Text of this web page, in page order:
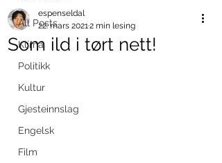
All Posts
Klima
Politikk
Kultur
Gjesteinnslag
Engelsk
Film
Som ild i tørt nett!
espenseldal
22. mars 20212 min lesing